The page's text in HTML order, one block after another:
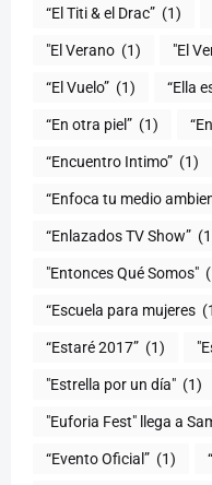
“El Titi & el Drac” (1)
"El Verano (1) "El
(1) “Ella
“En otra piel” (1)
“Encuentro Intimo” (1)
“Enfoca tu medio
“Enlazados TV Show”
"Entonces Qué Somos"
“Escuela para mujeres
“Estaré 2017” (1)
"Estrella por un día" (1)
"Euforia Fest" llega a
“Evento Oficial” (1)